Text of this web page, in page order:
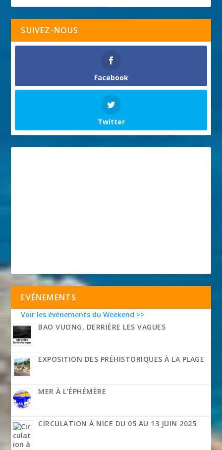
SUIVEZ-NOUS
Facebook
Twitter
EVÉNEMENTS
Voir les événements du Weekend >>
BAO VUONG, DERRIÈRE LES VAGUES
EXPOSITION DES PRÉHISTORIQUES À LA PLAGE
MER À L’ÉPHÉMÈRE
CIRCULATION À NICE DU 05 AU 13 JUIN 2025